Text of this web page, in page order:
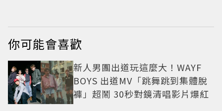
你可能會喜歡
新人男團出道玩這麼大！WAYF
BOYS 出道MV「跳舞跳到集體脫
褲」超鬧 30秒對鏡清唱影片爆紅